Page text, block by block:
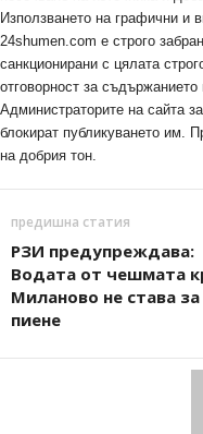
Използването на графични и
24shumen.com е строго
санкционирани с цялата
отговорност за
Администраторите на сайта
блокират публикуването им.
на добрия тон.
предишна статия
РЗИ предупреждава:
Водата от чешмата
Миланово не става за
пиене